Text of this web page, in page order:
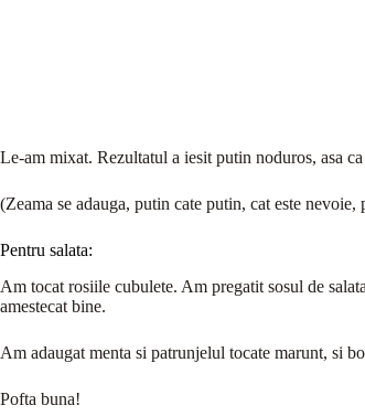
Le-am mixat. Rezultatul a iesit putin noduros, asa
(Zeama se adauga, putin cate putin, cat este
Pentru salata:
Am tocat rosiile cubulete. Am pregatit sosul de
amestecat bine.
Am adaugat menta si patrunjelul tocate marunt, si
Pofta buna!